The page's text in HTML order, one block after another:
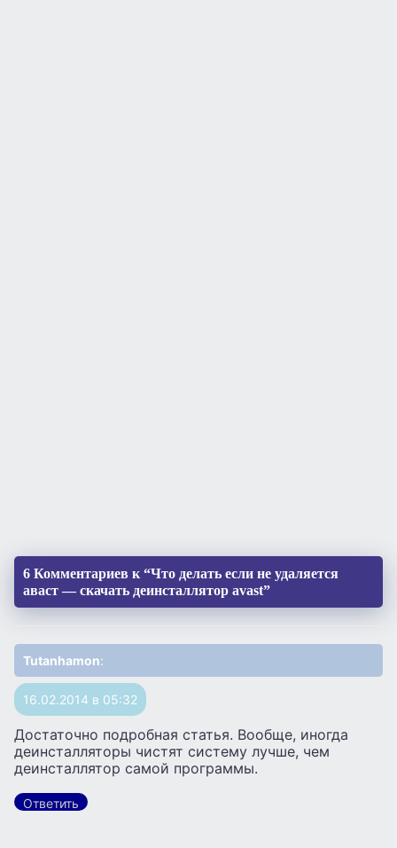
6 Комментариев к “Что делать если не удаляется
аваст — скачать деинсталлятор avast”
Tutanhamon:
16.02.2014 в 05:32
Достаточно подробная статья. Вообще, иногда
деинсталляторы чистят систему лучше, чем
деинсталлятор самой программы.
Ответить